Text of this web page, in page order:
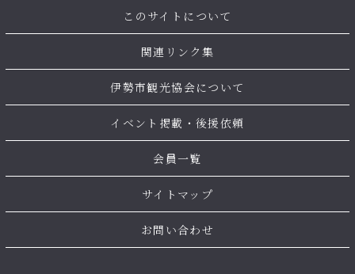
このサイトについて
関連リンク集
伊勢市観光協会について
イベント掲載・後援依頼
会員一覧
サイトマップ
お問い合わせ